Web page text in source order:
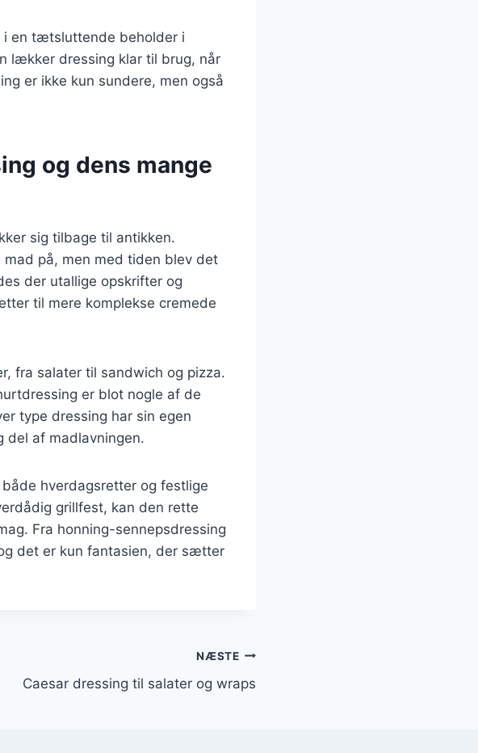
i en tætsluttende beholder i
lækker dressing klar til brug, når
er ikke kun sundere, men også
og dens mange
sig tilbage til antikken.
på, men med tiden blev det
der utallige opskrifter og
til mere komplekse cremede
fra salater til sandwich og pizza.
er blot nogle af de
type dressing har sin egen
del af madlavningen.
hverdagsretter og festlige
grillfest, kan den rette
Fra honning-sennepsdressing
det er kun fantasien, der sætter
NÆSTE
Caesar dressing til salater og wraps